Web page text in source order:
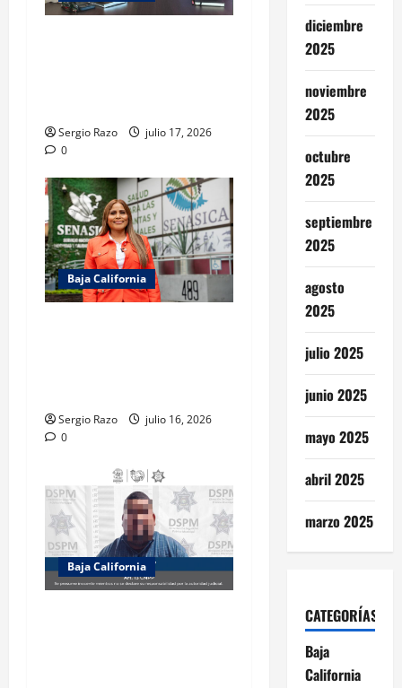
Sergio Razo
julio 17, 2026
0
Baja California
Sergio Razo
julio 16, 2026
0
Baja California
diciembre
2025
noviembre
2025
octubre
2025
septiembre
2025
agosto
2025
julio 2025
junio 2025
mayo 2025
abril 2025
marzo 2025
CATEGORÍAS
Baja
California